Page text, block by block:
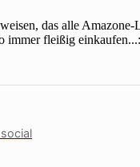
das alle
immer fleißig